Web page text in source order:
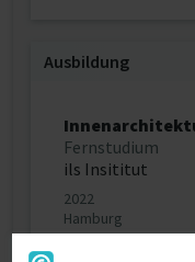
Ausbildung
Fernstudium
ils Insititut
2022
Hamburg